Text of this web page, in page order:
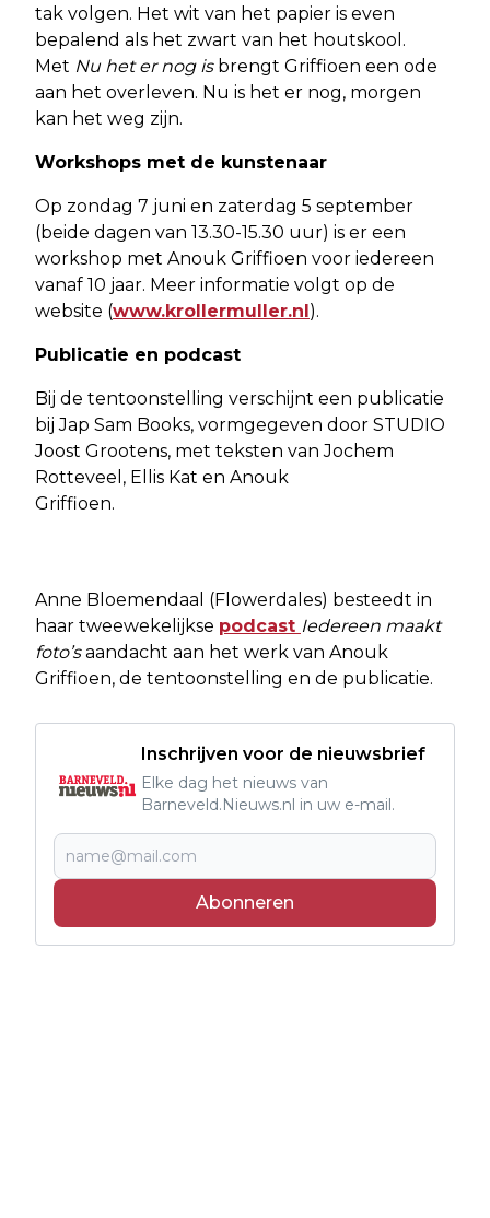
tak volgen. Het wit van het papier is even
bepalend als het zwart van het houtskool.
Met Nu het er nog isbrengt Griffioen een ode
aan het overleven. Nu is het er nog, morgen
kan het weg zijn.
Workshops met de kunstenaar
Op zondag 7 juni en zaterdag 5 september
(beide dagen van 13.30-15.30 uur) is er een
workshop met Anouk Griffioen voor iedereen
vanaf 10 jaar. Meer informatie volgt op de
website (www.krollermuller.nl ).
Publicatie en podcast
Bij de tentoonstelling verschijnt een publicatie
bij Jap Sam Books, vormgegeven door STUDIO
Joost Grootens, met teksten van Jochem
Rotteveel, Ellis Kat en Anouk
Griffioen.
Anne Bloemendaal (Flowerdales) besteedt in
haar tweewekelijkse podcast Iedereen maakt
foto’saandacht aan het werk van Anouk
Griffioen, de tentoonstelling en de publicatie.
Inschrijven voor de nieuwsbrief
Elke dag het nieuws van
Barneveld.Nieuws.nl in uw e-mail.
Abonneren